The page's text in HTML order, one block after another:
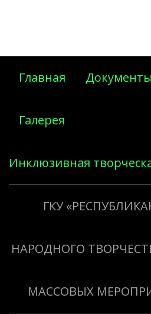
Главная Документы
Галерея
Инклюзивная
«Творить добро»
ГКУ
НАРОДНОГО
МАССОВЫХ